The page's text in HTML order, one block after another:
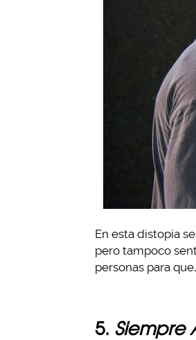
En esta distopía
pero tampoco
personas para
5. Siempre